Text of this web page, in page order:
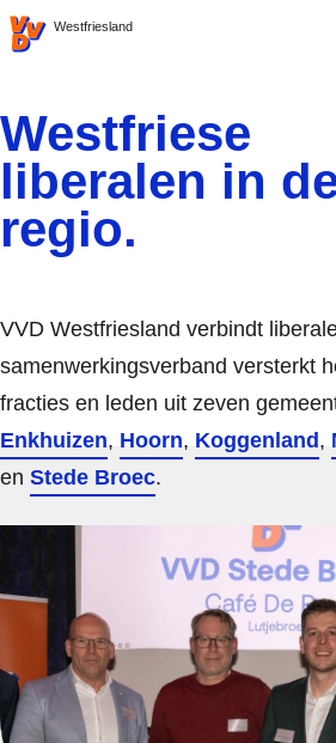
VVD.nlWestfriesland
Westfriese
liberalen in
regio.
VVD Westfriesland verbindt
samenwerkingsverband versterkt
fracties en leden uit zeven
Enkhuizen, Hoorn, Koggenland ,
en Stede Broec.